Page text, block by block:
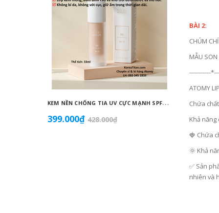
BÀI 2:
CHÚM
MẪU
-----------
ATOMY
Chứa
Khả năng
🍓 Chứa
🌞 Khả
✅ Sản
nhiên và
K
EM NỀN CHỐNG TIA UV CỰC MẠNH SPF50+ PA++++, BÁM DÍNH CAO, KHÔNG VÓN CỤC, DƯỠNG ẨM VÀ DƯỠNG TRẮNG DA HOÀN HẢO NO.23 (MÀU BEIGE) - ATOMY BB ABSOLUTE 23 - 애터미 앱솔루트 BB - АТОМИ АБСОЛЮТ BB №23
399.000₫ 428.000₫